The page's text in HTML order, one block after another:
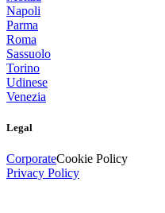
Napoli
Parma
Roma
Sassuolo
Torino
Udinese
Venezia
Legal
CorporateCookie Policy
Privacy Policy